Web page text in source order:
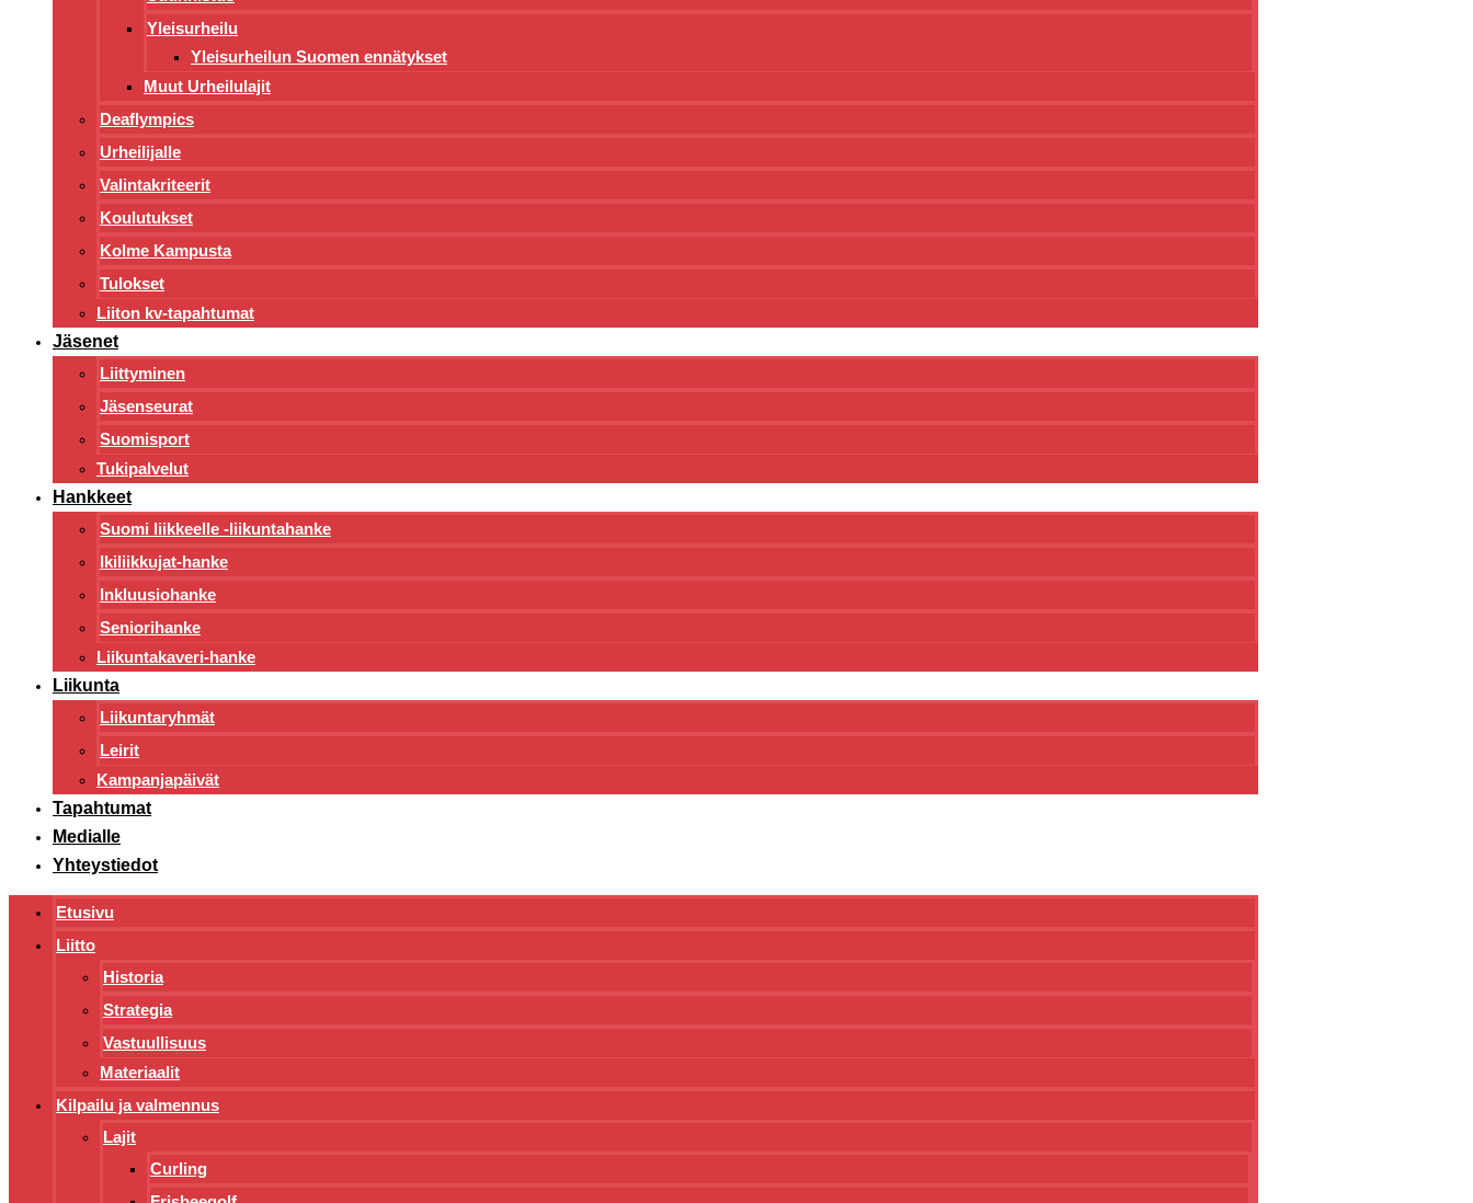
Yleisurheilu
Yleisurheilun Suomen ennätykset
Muut Urheilulajit
Deaflympics
Urheilijalle
Valintakriteerit
Koulutukset
Kolme Kampusta
Tulokset
Liiton kv-tapahtumat
Jäsenet
Liittyminen
Jäsenseurat
Suomisport
Tukipalvelut
Hankkeet
Suomi liikkeelle -liikuntahanke
Ikiliikkujat-hanke
Inkluusiohanke
Seniorihanke
Liikuntakaveri-hanke
Liikunta
Liikuntaryhmät
Leirit
Kampanjapäivät
Tapahtumat
Medialle
Yhteystiedot
Etusivu
Liitto
Historia
Strategia
Vastuullisuus
Materiaalit
Kilpailu ja valmennus
Lajit
Curling